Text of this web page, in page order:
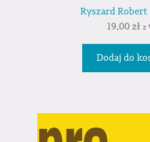
Ryszard Robert
19,00 zł z
Dodaj do